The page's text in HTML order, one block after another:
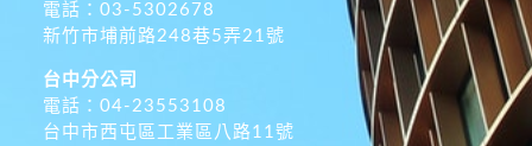
電話：03-5302678
新竹市埔前路248巷5弄21號
台中分公司
電話：04-23553108
台中市西屯區工業區八路11號